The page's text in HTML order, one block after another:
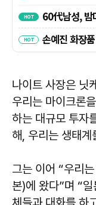
나이트 사장은 닛
우리는 마이크론
하는 대규모 투자
해, 우리는 생태
그는 이어 “우리
본)에 왔다”며 “